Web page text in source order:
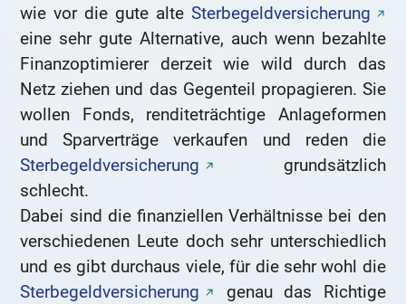
wie vor die gute alte Sterbegeldversicherung
eine sehr gute Alternative, auch wenn bezahlte
Finanzoptimierer derzeit wie wild durch das
Netz ziehen und das Gegenteil propagieren. Sie
wollen Fonds, renditeträchtige Anlageformen
und Sparverträge verkaufen und reden die
Sterbegeldversicherung
grundsätzlich
schlecht.
Dabei sind die finanziellen Verhältnisse bei den
verschiedenen Leute doch sehr unterschiedlich
und es gibt durchaus viele, für die sehr wohl die
Sterbegeldversicherung
genau das Richtige